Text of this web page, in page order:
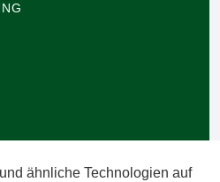
ähnliche Technologien auf